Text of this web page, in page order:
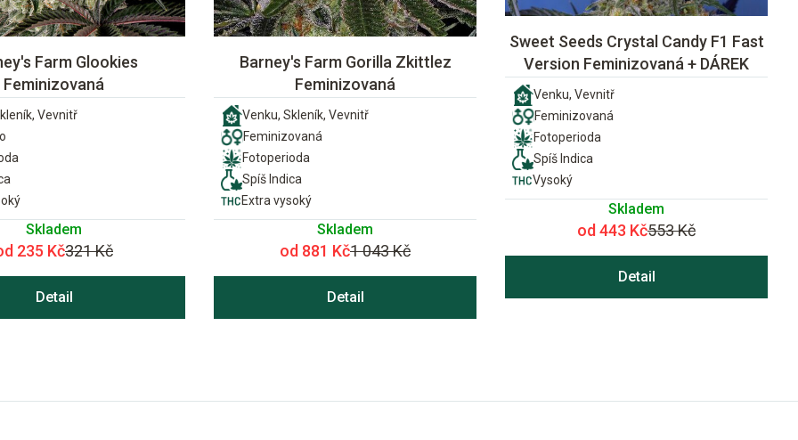
Farm Glookies
Feminizovaná
Vevnitř
Skladem
235 Kč321 Kč
Detail
Barney's Farm Gorilla Zkittlez
Feminizovaná
Venku, Skleník, Vevnitř
Feminizovaná
Fotoperioda
Spíš Indica
Extra vysoký
Skladem
od 881 Kč1 043 Kč
Detail
Sweet Seeds Crystal Candy F1 Fast
Version Feminizovaná + DÁREK
Venku, Vevnitř
Feminizovaná
Fotoperioda
Spíš Indica
Vysoký
Skladem
od 443 Kč553 Kč
Detail